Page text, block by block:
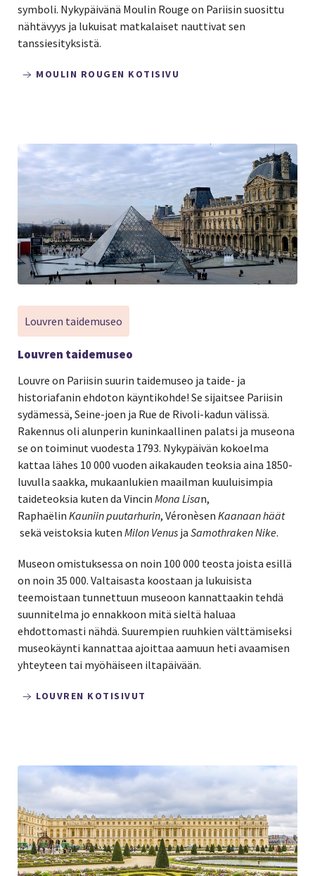
symboli. Nykypäivänä Moulin Rouge on Pariisin suosittu
nähtävyys ja lukuisat matkalaiset nauttivat sen
tanssiesityksistä.
MOULIN ROUGEN KOTISIVU
Louvren taidemuseo
Louvren taidemuseo
Louvre on Pariisin suurin taidemuseo ja taide- ja
historiafanin ehdoton käyntikohde! Se sijaitsee Pariisin
sydämessä, Seine-joen ja Rue de Rivoli-kadun välissä.
Rakennus oli alunperin kuninkaallinen palatsi ja museona
se on toiminut vuodesta 1793. Nykypäivän kokoelma
kattaa lähes 10 000 vuoden aikakauden teoksia aina 1850-
luvulla saakka, mukaanlukien maailman kuuluisimpia
taideteoksia kuten da Vincin Mona Lisan,
Raphaëlin Kauniin puutarhurin, Véronèsen Kaanaan häät
sekä veistoksia kuten Milon Venus ja Samothraken Nike.
Museon omistuksessa on noin 100 000 teosta joista esillä
on noin 35 000. Valtaisasta koostaan ja lukuisista
teemoistaan tunnettuun museoon kannattaakin tehdä
suunnitelma jo ennakkoon mitä sieltä haluaa
ehdottomasti nähdä. Suurempien ruuhkien välttämiseksi
museokäynti kannattaa ajoittaa aamuun heti avaamisen
yhteyteen tai myöhäiseen iltapäivään.
LOUVREN KOTISIVUT